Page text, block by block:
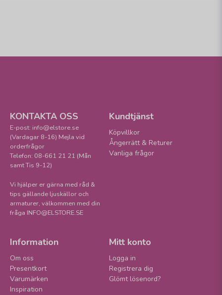
KONTAKTA OSS
E-post: info@elstore.se
(Vardagar 8-16) Mejla vid
orderfrågor
Telefon: 08-661 21 21 (Mån
samt Tis 9-12)
Vi hjälper er gärna med råd &
tips gällande ljuskällor och
armaturer, välkommen med din
fråga INFO@ELSTORE.SE
Kundtjänst
Köpvillkor
Ångerrätt & Returer
Vanliga frågor
Information
Om oss
Presentkort
Varumärken
Inspiration
Mitt konto
Logga in
Registrera dig
Glömt lösenord?